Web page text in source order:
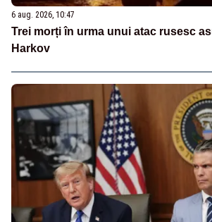
6 aug. 2026, 10:47
Trei morți în urma unui atac rusesc
Harkov